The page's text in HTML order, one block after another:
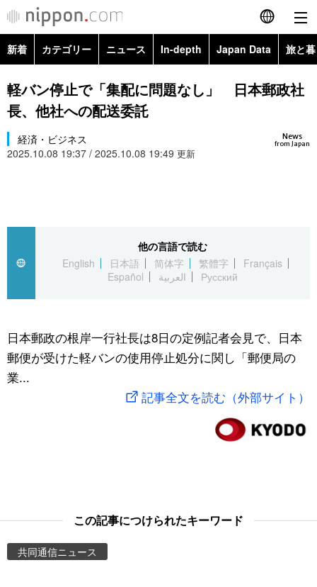
English
简体字
Русский
カテゴリー
国際
社会
文化
科学・技術
アーカイブ
Japan Data
旅と暮らし
動画/Live
Books
People
新着 カテゴリー ニュース In-depth Japan Data 旅と
政治・外交
経済・ビジネス
国際・海外
文化
科学・技術
暮らし
スポーツ・東京2020
Topics
軽バン停止で「集配に問題なし」 日本郵政社
長、他社への配送委託
News
from Japan
経済・ビジネス
2025.10.08 19:37 / 2025.10.08 19:49 更新
他の言語で読む
English
日本語 简体字 繁體字
Français
Español
العربية Русский
日本郵政の根岸一行社長は8日の定例記者会見で、日本
郵便が受けた軽バンの使用停止処分に関し「郵便局の
業...
記事全文を読む（外部サイト）
この記事につけられたキーワード
共同通信ニュース